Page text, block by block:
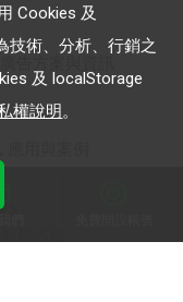
Cookies 及
技術、分析、行銷之
及 localStorage
權說明。